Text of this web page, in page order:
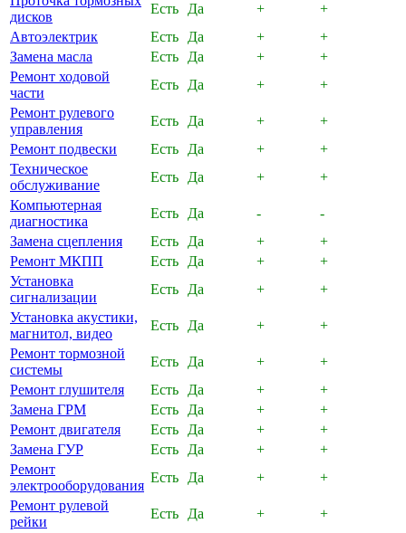
дисков
Есть Да +
+
Автоэлектрик
Есть Да +
+
Замена масла
Есть Да +
+
Ремонт ходовой
части
Есть Да +
+
Ремонт рулевого
управления
Есть Да +
+
Ремонт подвески
Есть Да +
+
Техническое
обслуживание
Есть Да +
+
Компьютерная
диагностика
Есть Да -
-
Замена сцепления
Есть Да +
+
Ремонт МКПП
Есть Да +
+
Установка
сигнализации
Есть Да +
+
Установка акустики,
магнитол, видео
Есть Да +
+
Ремонт тормозной
системы
Есть Да +
+
Ремонт глушителя
Есть Да +
+
Замена ГРМ
Есть Да +
+
Ремонт двигателя
Есть Да +
+
Замена ГУР
Есть Да +
+
Ремонт
электрооборудования
Есть Да +
+
Ремонт рулевой
рейки
Есть Да +
+